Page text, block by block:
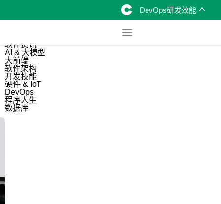
DevOps研发效能
软件资讯
AI & 大模型
大前端
软件架构
开发技能
硬件 & IoT
DevOps
程序人生
数据库